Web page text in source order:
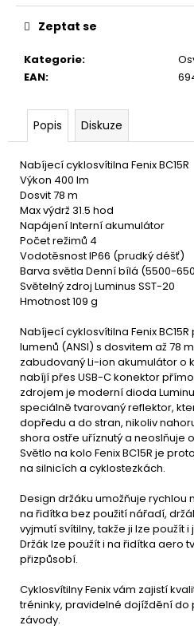
Kategorie:
EAN:
Zeptat se
Popis Diskuze
Nabíjecí cyklosvítilna Fenix BC15R
Výkon 400 lm
Dosvit 78 m
Max výdrž 31.5 hod
Napájení Interní akumulátor
Počet režimů 4
Vodotěsnost IP66 (prudký déšť)
Barva světla Denní bílá (5500-
Světelný zdroj Luminus SST-20
Hmotnost 109 g
Nabíjecí cyklosvítilna Fenix
lumenů (ANSI) s dosvitem až 78
zabudovaný Li-ion akumulátor o
nabíjí přes USB-C konektor
zdrojem je moderní dioda
speciálně tvarovaný reflektor,
dopředu a do stran, nikoliv
shora ostře uříznutý a neoslňuje
Světlo na kolo Fenix BC15R je
na silnicích a cyklostezkách.
Design držáku umožňuje rychlou
na řidítka bez použití nářadí,
vyjmutí svítilny, takže ji lze použít
Držák lze použít i na řidítka aero
přizpůsobí.
Cyklosvítilny Fenix vám zajistí
tréninky, pravidelné dojíždění do
závody.
o
u